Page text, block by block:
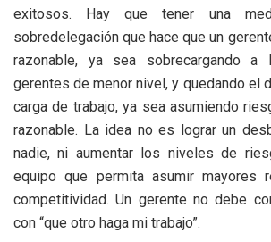
exitosos. Hay que tener una
sobredelegación que hace que un
razonable, ya sea sobrecargando a
gerentes de menor nivel, y quedando el
carga de trabajo, ya sea asumiendo
razonable. La idea no es lograr un
nadie, ni aumentar los niveles de
equipo que permita asumir mayores
competitividad. Un gerente no debe
con “que otro haga mi trabajo”.